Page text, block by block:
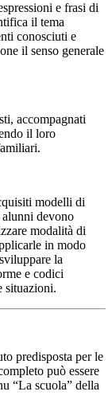
e frasi di
il tema
conosciuti e
il senso generale
accompagnati
il loro
modelli di
devono
modalità di
in modo
la
e codici
situazioni.
predisposta per le
può essere
“La scuola” della